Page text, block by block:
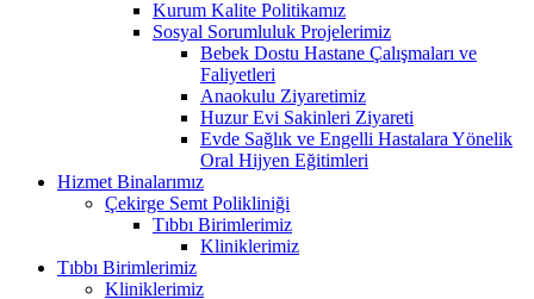
Kurum Kalite Politikamız
Sosyal Sorumluluk Projelerimiz
Bebek Dostu Hastane Çalışmaları ve
Faliyetleri
Anaokulu Ziyaretimiz
Huzur Evi Sakinleri Ziyareti
Evde Sağlık ve Engelli Hastalara Yönelik
Oral Hijyen Eğitimleri
Hizmet Binalarımız
Çekirge Semt Polikliniği
Tıbbı Birimlerimiz
Kliniklerimiz
Tıbbı Birimlerimiz
Kliniklerimiz